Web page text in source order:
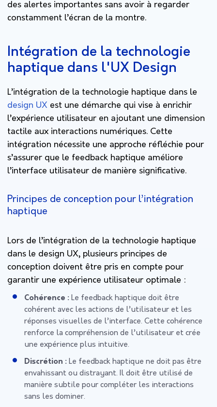
des alertes importantes sans avoir à regarder
constamment l’écran de la montre.
Intégration de la technologie
haptique dans l'UX Design
L’intégration de la technologie haptique dans le
design UX est une démarche qui vise à enrichir
l’expérience utilisateur en ajoutant une dimension
tactile aux interactions numériques. Cette
intégration nécessite une approche réfléchie pour
s’assurer que le feedback haptique améliore
l’interface utilisateur de manière significative.
Principes de conception pour l’intégration
haptique
Lors de l’intégration de la technologie haptique
dans le design UX, plusieurs principes de
conception doivent être pris en compte pour
garantir une expérience utilisateur optimale :
Cohérence : Le feedback haptique doit être
cohérent avec les actions de l’utilisateur et les
réponses visuelles de l’interface. Cette cohérence
renforce la compréhension de l’utilisateur et crée
une expérience plus intuitive.
Discrétion : Le feedback haptique ne doit pas être
envahissant ou distrayant. Il doit être utilisé de
manière subtile pour compléter les interactions
sans les dominer.